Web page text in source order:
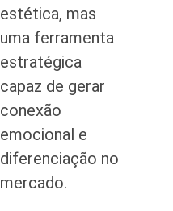
estética, mas
uma ferramenta
estratégica
capaz de gerar
conexão
emocional e
diferenciação no
mercado.